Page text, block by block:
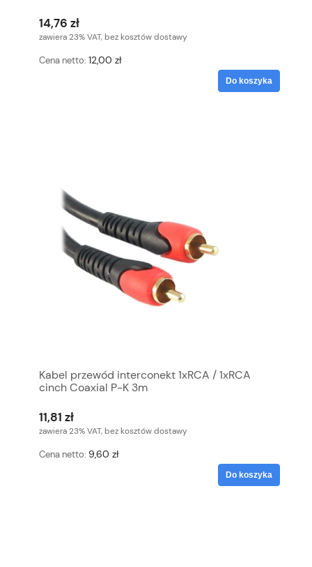
14,76 zł
zawiera 23% VAT, bez kosztów dostawy
Cena netto: 12,00 zł
Do koszyka
Kabel przewód interconekt 1xRCA / 1xRCA
cinch Coaxial P-K 3m
11,81 zł
zawiera 23% VAT, bez kosztów dostawy
Cena netto: 9,60 zł
Do koszyka